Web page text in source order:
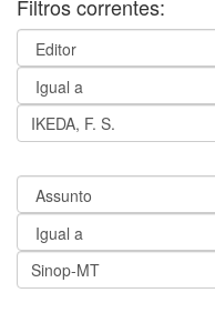
Filtros correntes: